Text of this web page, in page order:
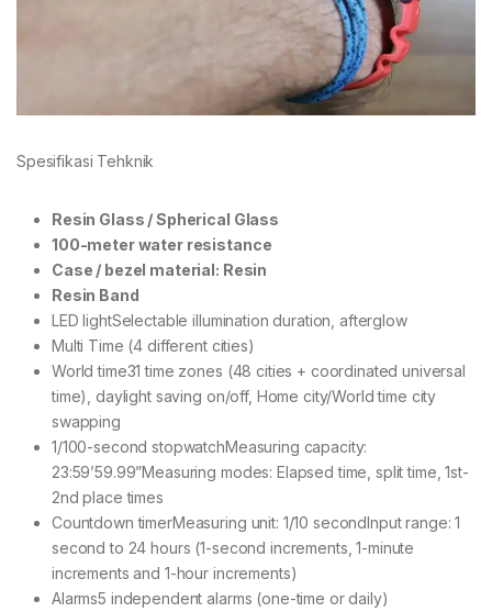
Spesifikasi Tehknik
Resin Glass / Spherical Glass
100-meter water resistance
Case / bezel material: Resin
Resin Band
LED lightSelectable illumination duration, afterglow
Multi Time (4 different cities)
World time31 time zones (48 cities + coordinated universal
time), daylight saving on/off, Home city/World time city
swapping
1/100-second stopwatchMeasuring capacity:
23:59’59.99”Measuring modes: Elapsed time, split time, 1st-
2nd place times
Countdown timerMeasuring unit: 1/10 secondInput range: 1
second to 24 hours (1-second increments, 1-minute
increments and 1-hour increments)
Alarms5 independent alarms (one-time or daily)